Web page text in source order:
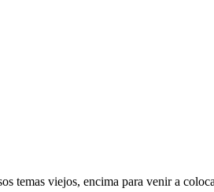
temas viejos, encima para venir a